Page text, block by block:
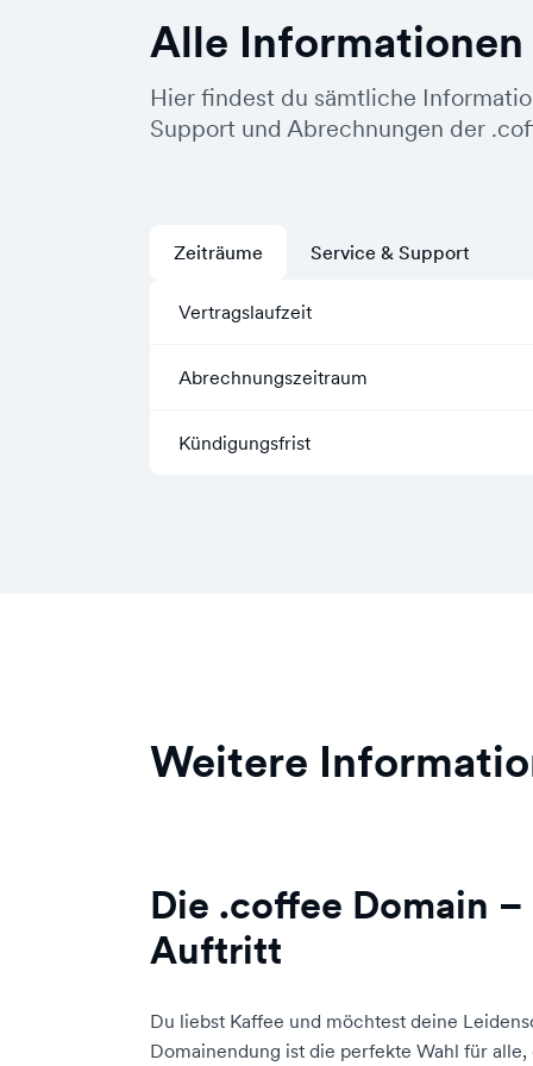
Alle Informationen
Hier findest du sämtliche
Support und Abrechnungen der
Zeiträume
Vertragslaufzeit
Abrechnungszeitraum
Kündigungsfrist
Service & Support
Weitere
Die .coffee Domain
Auftritt
Du liebst Kaffee und möchtest deine
Domainendung ist die perfekte Wahl für